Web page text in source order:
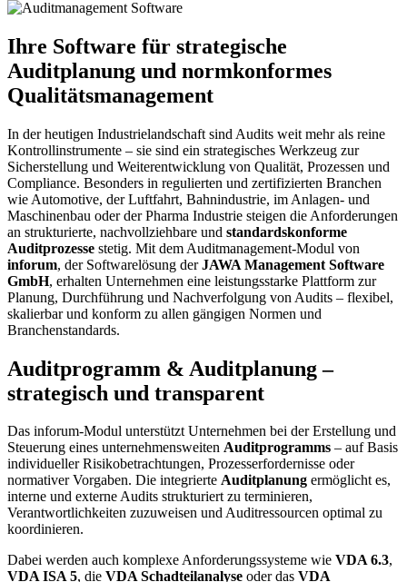
Auditmanagement
inforum
Ihre Software für strategische
Auditplanung und normkonformes
Qualitätsmanagement
In der heutigen Industrielandschaft sind Audits weit mehr als reine
Kontrollinstrumente – sie sind ein strategisches Werkzeug zur
Sicherstellung und Weiterentwicklung von Qualität, Prozessen und
Compliance. Besonders in regulierten und zertifizierten Branchen
wie Automotive, der Luftfahrt, Bahnindustrie, im Anlagen- und
Maschinenbau oder der Pharma Industrie steigen die Anforderungen
an strukturierte, nachvollziehbare und standardskonforme
Auditprozesse stetig. Mit dem Auditmanagement-Modul von
inforum, der Softwarelösung derJAWA Management Software
GmbH, erhalten Unternehmen eine leistungsstarke Plattform zur
Planung, Durchführung und Nachverfolgung von Audits – flexibel,
skalierbar und konform zu allen gängigen Normen und
Branchenstandards.
Auditprogramm & Auditplanung –
strategisch und transparent
Das inforum-Modul unterstützt Unternehmen bei der Erstellung und
Steuerung eines unternehmensweiten Auditprogramms – auf Basis
individueller Risikobetrachtungen, Prozesserfordernisse oder
normativer Vorgaben. Die integrierte Auditplanung ermöglicht es,
interne und externe Audits strukturiert zu terminieren,
Verantwortlichkeiten zuzuweisen und Auditressourcen optimal zu
koordinieren.
Dabei werden auch komplexe Anforderungssysteme wie VDA 6.3,
VDA ISA 5, die VDA Schadteilanalyse oder das VDA